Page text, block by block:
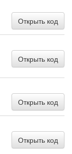
Открыть код
Открыть код
Открыть код
Открыть код